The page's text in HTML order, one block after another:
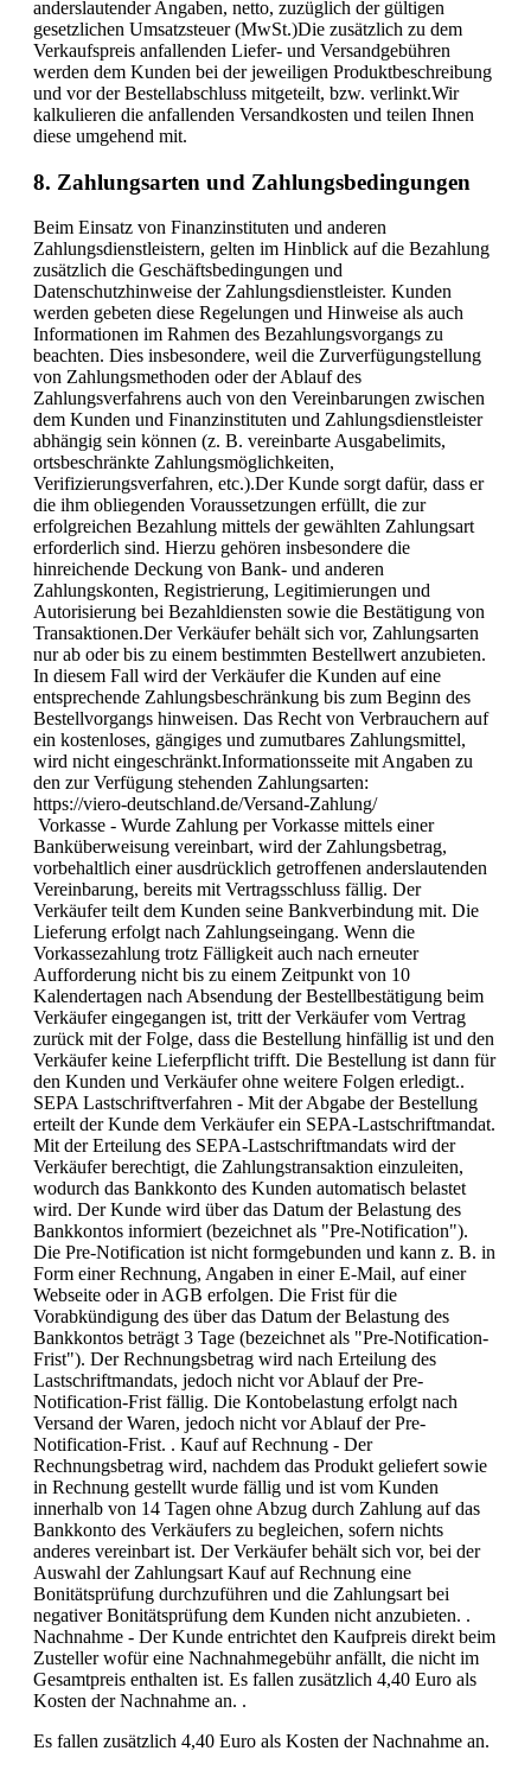
anderslautender Angaben, netto, zuzüglich der gültigen
gesetzlichen Umsatzsteuer (MwSt.)Die zusätzlich zu dem
Verkaufspreis anfallenden Liefer- und Versandgebühren
werden dem Kunden bei der jeweiligen Produktbeschreibung
und vor der Bestellabschluss mitgeteilt, bzw. verlinkt.Wir
kalkulieren die anfallenden Versandkosten und teilen Ihnen
diese umgehend mit.
8. Zahlungsarten und Zahlungsbedingungen
Beim Einsatz von Finanzinstituten und anderen
Zahlungsdienstleistern, gelten im Hinblick auf die Bezahlung
zusätzlich die Geschäftsbedingungen und
Datenschutzhinweise der Zahlungsdienstleister. Kunden
werden gebeten diese Regelungen und Hinweise als auch
Informationen im Rahmen des Bezahlungsvorgangs zu
beachten. Dies insbesondere, weil die Zurverfügungstellung
von Zahlungsmethoden oder der Ablauf des
Zahlungsverfahrens auch von den Vereinbarungen zwischen
dem Kunden und Finanzinstituten und Zahlungsdienstleister
abhängig sein können (z. B. vereinbarte Ausgabelimits,
ortsbeschränkte Zahlungsmöglichkeiten,
Verifizierungsverfahren, etc.).Der Kunde sorgt dafür, dass er
die ihm obliegenden Voraussetzungen erfüllt, die zur
erfolgreichen Bezahlung mittels der gewählten Zahlungsart
erforderlich sind. Hierzu gehören insbesondere die
hinreichende Deckung von Bank- und anderen
Zahlungskonten, Registrierung, Legitimierungen und
Autorisierung bei Bezahldiensten sowie die Bestätigung von
Transaktionen.Der Verkäufer behält sich vor, Zahlungsarten
nur ab oder bis zu einem bestimmten Bestellwert anzubieten.
In diesem Fall wird der Verkäufer die Kunden auf eine
entsprechende Zahlungsbeschränkung bis zum Beginn des
Bestellvorgangs hinweisen. Das Recht von Verbrauchern auf
ein kostenloses, gängiges und zumutbares Zahlungsmittel,
wird nicht eingeschränkt.Informationsseite mit Angaben zu
den zur Verfügung stehenden Zahlungsarten:
https://viero-deutschland.de/Versand-Zahlung/
Vorkasse - Wurde Zahlung per Vorkasse mittels einer
Banküberweisung vereinbart, wird der Zahlungsbetrag,
vorbehaltlich einer ausdrücklich getroffenen anderslautenden
Vereinbarung, bereits mit Vertragsschluss fällig. Der
Verkäufer teilt dem Kunden seine Bankverbindung mit. Die
Lieferung erfolgt nach Zahlungseingang. Wenn die
Vorkassezahlung trotz Fälligkeit auch nach erneuter
Aufforderung nicht bis zu einem Zeitpunkt von 10
Kalendertagen nach Absendung der Bestellbestätigung beim
Verkäufer eingegangen ist, tritt der Verkäufer vom Vertrag
zurück mit der Folge, dass die Bestellung hinfällig ist und den
Verkäufer keine Lieferpflicht trifft. Die Bestellung ist dann für
den Kunden und Verkäufer ohne weitere Folgen erledigt..
SEPA Lastschriftverfahren - Mit der Abgabe der Bestellung
erteilt der Kunde dem Verkäufer ein SEPA-Lastschriftmandat.
Mit der Erteilung des SEPA-Lastschriftmandats wird der
Verkäufer berechtigt, die Zahlungstransaktion einzuleiten,
wodurch das Bankkonto des Kunden automatisch belastet
wird. Der Kunde wird über das Datum der Belastung des
Bankkontos informiert (bezeichnet als "Pre-Notification").
Die Pre-Notification ist nicht formgebunden und kann z. B. in
Form einer Rechnung, Angaben in einer E-Mail, auf einer
Webseite oder in AGB erfolgen. Die Frist für die
Vorabkündigung des über das Datum der Belastung des
Bankkontos beträgt 3 Tage (bezeichnet als "Pre-Notification-
Frist"). Der Rechnungsbetrag wird nach Erteilung des
Lastschriftmandats, jedoch nicht vor Ablauf der Pre-
Notification-Frist fällig. Die Kontobelastung erfolgt nach
Versand der Waren, jedoch nicht vor Ablauf der Pre-
Notification-Frist. . Kauf auf Rechnung - Der
Rechnungsbetrag wird, nachdem das Produkt geliefert sowie
in Rechnung gestellt wurde fällig und ist vom Kunden
innerhalb von 14 Tagen ohne Abzug durch Zahlung auf das
Bankkonto des Verkäufers zu begleichen, sofern nichts
anderes vereinbart ist. Der Verkäufer behält sich vor, bei der
Auswahl der Zahlungsart Kauf auf Rechnung eine
Bonitätsprüfung durchzuführen und die Zahlungsart bei
negativer Bonitätsprüfung dem Kunden nicht anzubieten. .
Nachnahme - Der Kunde entrichtet den Kaufpreis direkt beim
Zusteller wofür eine Nachnahmegebühr anfällt, die nicht im
Gesamtpreis enthalten ist. Es fallen zusätzlich 4,40 Euro als
Kosten der Nachnahme an. .
Es fallen zusätzlich 4,40 Euro als Kosten der Nachnahme an.